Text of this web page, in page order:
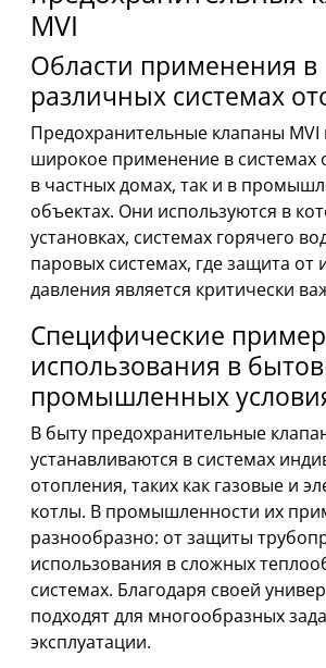
MVI
Области применения в
различных системах
Предохранительные клапаны MVI
широкое применение в системах
в частных домах, так и в
объектах. Они используются в
установках, системах горячего
паровых системах, где защита от
давления является критически
Специфические
использования в
промышленных
В быту предохранительные
устанавливаются в системах
отопления, таких как газовые и
котлы. В промышленности их
разнообразно: от защиты
использования в сложных
системах. Благодаря своей
подходят для многообразных
эксплуатации.